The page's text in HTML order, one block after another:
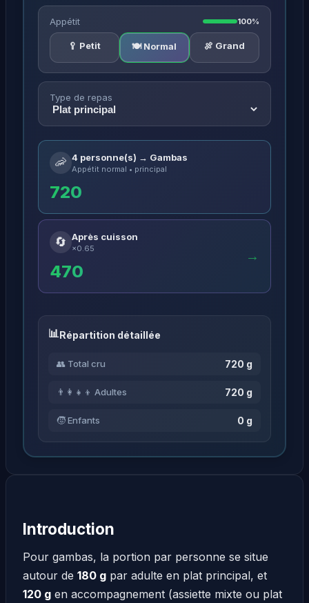
Appétit 100%
🥄 Petit 🍽️ Normal 🍖 Grand
Type de repas
🦐 4 personne(s) → Gambas
Appétit normal • principal
720
🔄 Après cuisson
×0.65
470
→
Répartition détaillée
👥 Total cru 720 g
👨‍👩‍👧‍👦 Adultes 720 g
🧒 Enfants 0 g
Introduction
Pour gambas, la portion par personne se situe
autour de 180 g par adulte en plat principal, et
120 g en accompagnement (assiette mixte ou plat